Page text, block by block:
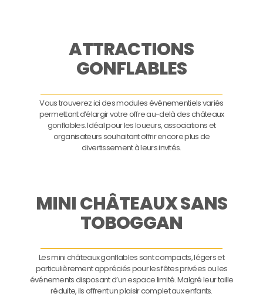
ATTRACTIONS
GONFLABLES
Vous trouverez ici des modules événementiels variés
permettant d’élargir votre offre au-delà des châteaux
gonflables. Idéal pour les loueurs, associations et
organisateurs souhaitant offrir encore plus de
divertissement à leurs invités.
MINI CHÂTEAUX SANS
TOBOGGAN
Les mini châteaux gonflables sont compacts, légers et
particulièrement appréciés pour les fêtes privées ou les
événements disposant d’un espace limité. Malgré leur taille
réduite, ils offrent un plaisir complet aux enfants.